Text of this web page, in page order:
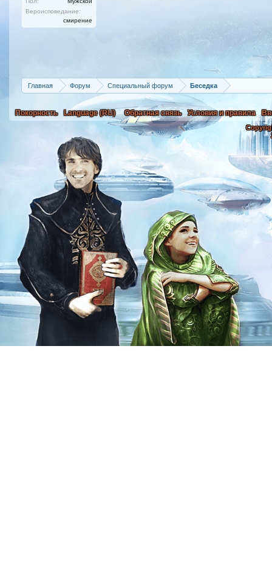
Вероисповедание:
смирение
Главная Форум Специальный форум Беседка
Покорность Language (RU) Обратная связь Условия и правила